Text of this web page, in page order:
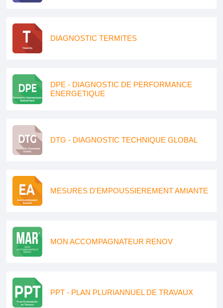
DIAGNOSTIC TERMITES
DPE - DIAGNOSTIC DE PERFORMANCE
ENERGETIQUE
DTG - DIAGNOSTIC TECHNIQUE GLOBAL
MESURES D'EMPOUSSIEREMENT AMIANTE
MON ACCOMPAGNATEUR RENOV
PPT - PLAN PLURIANNUEL DE TRAVAUX